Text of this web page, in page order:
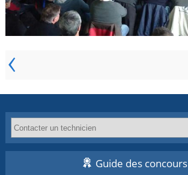
‹
Guide des concours